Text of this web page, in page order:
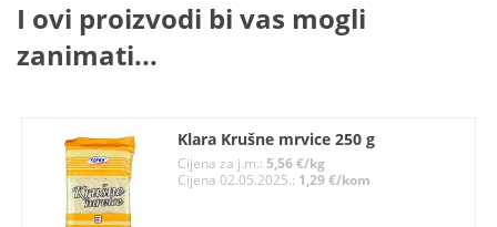
I ovi proizvodi bi vas mogli
zanimati...
Klara Krušne mrvice 250 g
Cijena za j.m.:5,56 €/kg
Cijena 02.05.2025.: 1,29 €/kom